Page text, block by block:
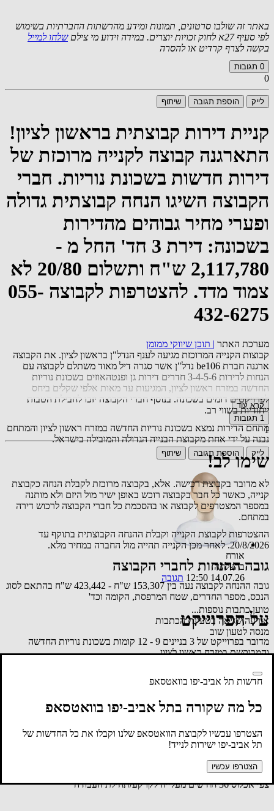
באתר זה שולבו סרטונים, תמונות ומידע מהרשתות החברתיות בשימוש
לפי סעיף 27א לחוק זכויות יוצרים. במידה וידוע מי צילם
שלחו למייל
בקשה לצרף קרדיט או להסרה
0 תגובות
0
לייק הוספת תגובה שיתוף
קניית דירות קבוצתית בראשון לציון!
התארגנה קבוצה לקנייה מרוכזת של
דירות חדשות בשכונת נוריות. חברי
הקבוצה השיגו הנחה קבוצתית גדולה
ופערי מחיר גבוהים מהדירות
בשכונה: דירת 3 חד' החל מ -
2,117,780 ש"ח ותשלום 20/80 לא
צמוד מדד. להצטרפות לקבוצה 055-
432-6275
מערכת האתר | תוכן שיווקי ממומן
קבוצות הקנייה המרוכזת מגיעה לענף הנדל"ן בראשון לציון. את הקבוצה
ארגנה חברת be106 נדל"ן אשר סגרה דיל מאוד משתלם לקבוצה עם
הנחות לדירות 3-4-5-6 חדרים דירות גן ופנטהאוזים בשכונת נוריות
החדשה במזרח ראשון לציון, המגיעות עד מאות אלפי שקלים ביחס
לפרויקטים דומים בשכונה. בנוסף חברי הקבוצה יזכו לחבילת הטבות
ייחודיות בשווי רב.
מתחם הדירות נמצא בשכונת נוריות החדשה במזרח ראשון לציון והמתחם
נבנה על ידי אחת מקבוצת הבנייה הגדולה והמובילה בישראל.
שימו לב!
לא מדובר בקבוצת רכישה. אלא, בקבוצה מרוכזת לקבלת הנחה כקבוצת
קנייה, כאשר כל חבר בקבוצה רוכש באופן ישיר מול היזם ולא מותנה
במספר המצטרפים לקבוצה או בהסכמת כל חברי הקבוצה לרכוש דירה
במתחם.
ההצטרפות לקבוצת הקנייה וקבלת ההנחה הקבוצתית בתוקף עד
20/8/2026. לאחר מכן הקנייה תהייה מול החברה במחיר מלא.
גובה ההנחות לחברי הקבוצה
גובה ההנחה לקבוצה נעה בין 153,307 ש"ח - 423,442 ש"ח בהתאם לסוג
הנכס, מספר החדרים, שטח המרפסת, הקומה וכד'
על הפרוייקט
מדובר בפרוייקט של 3 בניינים 9 - 12 קומות בשכונת נוריות החדשה
והמבוקשת במזרח ראשון לציון.
לקראת מסירת המפתח. במסלול פטור מהצמדה למדד.
מארגני הקבוצה השיגו הנחות משמעתיות המגיעות עד מאות אלפי ש"ח
לדירות בשכונה, הזהות לדירות הקבוצה ולמתחמים אחרים הנבנים
לכל דירה חניה מקורה תת קרקעית. לפנטהאוז 2 חניות
בתשלום.
צפי אכלוס 36 חודשים מעלייה לקרקע/תחילת העבודה
קרא עוד
1 תגובות
1
לייק הוספת תגובה שיתוף
אורח
בהצלחה
14.07.26 12:50
תגובה
טוען כתבות נוספות...
אירעה שגיאה בטעינת הכתבות
מנסה לטעון שוב
חדשות תל אביב-יפו בוואטסאפ
כל מה שקורה בתל אביב-יפו בוואטסאפ
הצטרפו עכשיו לקבוצת הוואטסאפ שלנו וקבלו את כל החדשות של
תל אביב-יפו ישירות לנייד!
הצטרפו עכשיו